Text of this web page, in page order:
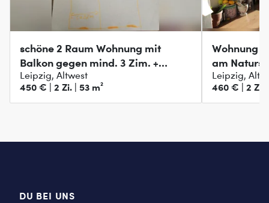
schöne 2 Raum Wohnung mit
Balkon gegen mind. 3 Zim. +
Garten
Leipzig, Altwest
450 € | 2 Zi. | 53 m²
Wohnung
am
Leipzig,
460 € | 2 Zi.
DU BEI UNS